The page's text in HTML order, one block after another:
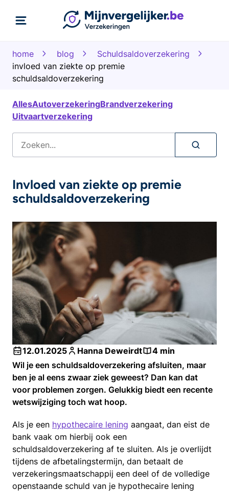
home blog
Schuldsaldoverzekering
invloed van ziekte op premie
schuldsaldoverzekering
AllesAutoverzekeringBrandverzekering
Uitvaartverzekering
Invloed van ziekte op premie
schuldsaldoverzekering
12.01.2025 Hanna Deweirdt
4 min
Wil je een schuldsaldoverzekering afsluiten, maar
ben je al eens zwaar ziek geweest? Dan kan dat
voor problemen zorgen. Gelukkig biedt een recente
wetswijziging toch wat hoop.
Als je een hypothecaire lening aangaat, dan eist de
bank vaak om hierbij ook een
schuldsaldoverzekering af te sluiten. Als je overlijdt
tijdens de afbetalingstermijn, dan betaalt de
verzekeringsmaatschappij een deel of de volledige
openstaande schuld van je hypothecaire lening